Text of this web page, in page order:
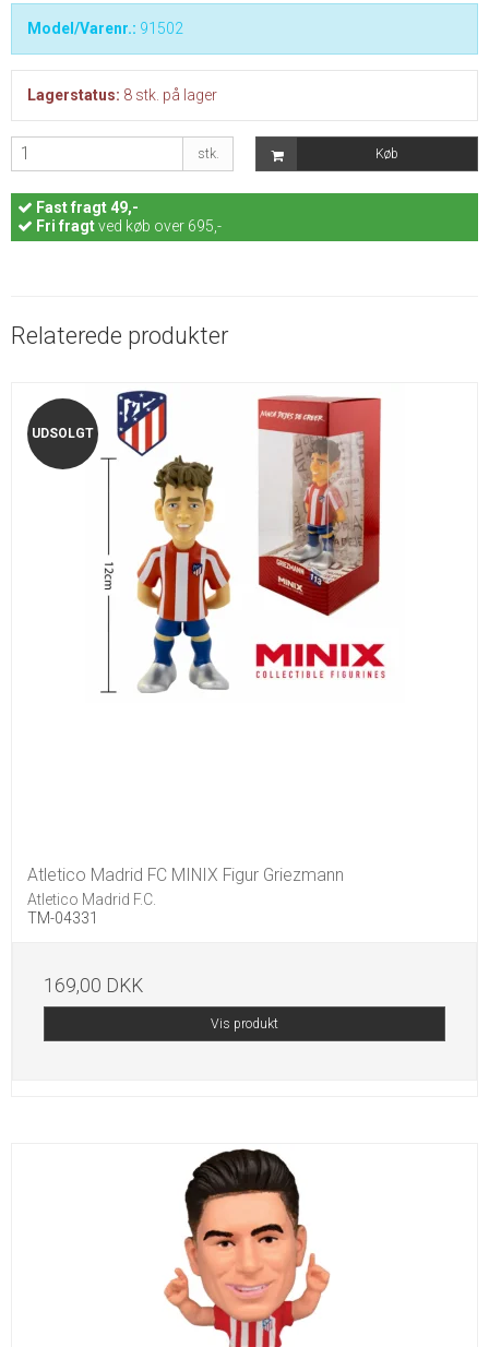
Model/Varenr.: 91502
Lagerstatus: 8 stk. på lager
stk. Køb
Fastfragt 49,-
Fri fragtved køb over 695,-
Relaterede produkter
UDSOLGT
Atletico Madrid FC MINIX Figur Griezmann
Atletico Madrid F.C.
TM-04331
169,00 DKK
Vis produkt